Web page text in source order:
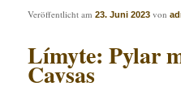
Artikelnavigation
Límyte: Pylar
Cavsas
Veröffentlicht am23. Juni 2023 von